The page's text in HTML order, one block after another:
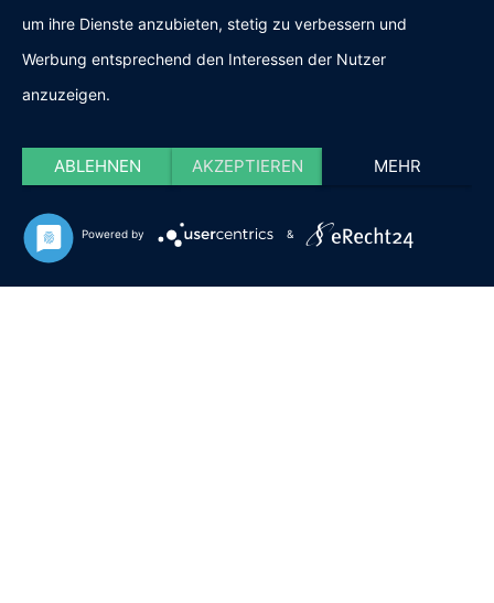
um ihre Dienste anzubieten, stetig zu verbessern und
Werbung entsprechend den Interessen der Nutzer
anzuzeigen.
ABLEHNEN AKZEPTIEREN MEHR
Powered by &